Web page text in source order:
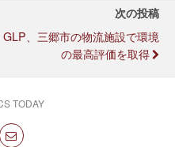
次の投稿
GLP、三郷市の物流施設で環境
の最高評価を取得
TODAY